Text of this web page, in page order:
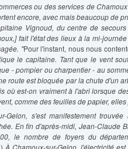
ou des services de
encore, avec mais beaucoup de
Vignoud, du centre de
] fait l'état des lieux à la mi-
"Pour l'instant, nous nous
le capitaine. Tant que le vent
- pompier ou charpentier - au
route est bloquée par la chute d'un
où est-on vraiment à l'abri lorsque
comme des feuilles de papier,
Gelon, s'est manifestement
En fin d'après-midi, Jean-Claude
le nombre de foyers du
À Chamoux-sur-Gelon, l'électricité